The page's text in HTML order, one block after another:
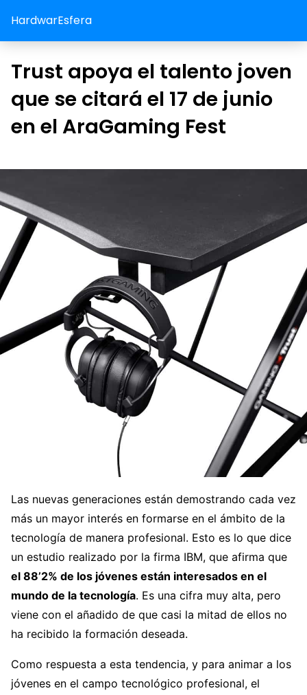
HardwarEsfera
Trust apoya el talento joven
que se citará el 17 de junio
en el AraGaming Fest
Las nuevas generaciones están demostrando cada vez
más un mayor interés en formarse en el ámbito de la
tecnología de manera profesional. Esto es lo que dice
un estudio realizado por la firma IBM, que afirma que
el 88’2% de los jóvenes están interesados en el
mundo de la tecnología. Es una cifra muy alta, pero
viene con el añadido de que casi la mitad de ellos no
ha recibido la formación deseada.
Como respuesta a esta tendencia, y para animar a los
jóvenes en el campo tecnológico profesional, el